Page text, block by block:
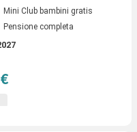
Mini Club bambini gratis
Pensione completa